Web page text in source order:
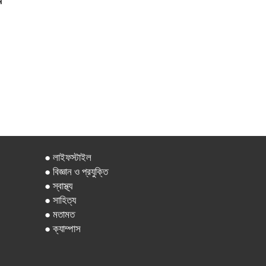
● লাইফস্টাইল
● বিজ্ঞান ও প্রযুক্তি
● স্বাস্থ্য
● সাহিত্য
● মতামত
● ক্যাম্পাস